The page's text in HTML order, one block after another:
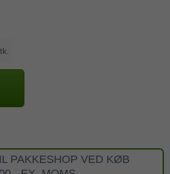
PAKKESHOP VED KØB